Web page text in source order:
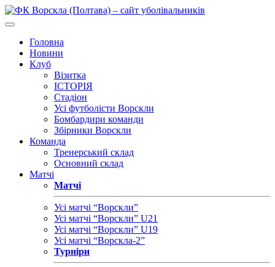
Головна
Новини
Клуб
Візитка
ІСТОРІЯ
Стадіон
Усі футболісти Ворскли
Бомбардири команди
Збірники Ворскли
Команда
Тренерський склад
Основний склад
Матчі
Матчі
Усі матчі “Ворскли”
Усі матчі “Ворскли” U21
Усі матчі “Ворскли” U19
Усі матчі “Ворскла-2”
Турніри